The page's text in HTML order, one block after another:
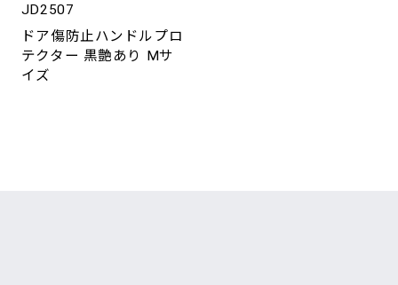
JD2507
ドア傷防止ハンドルプロ
テクター 黒艶あり Mサ
イズ